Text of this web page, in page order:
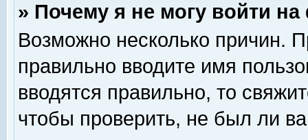
» Почему я не могу войти
Возможно несколько причин.
правильно вводите имя
вводятся правильно, то
чтобы проверить, не был ли